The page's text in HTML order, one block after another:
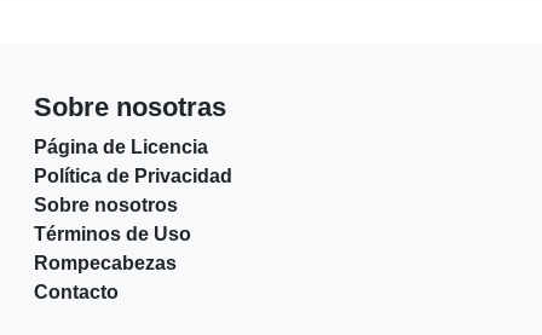
Sobre nosotras
Página de Licencia
Política de Privacidad
Sobre nosotros
Términos de Uso
Rompecabezas
Contacto